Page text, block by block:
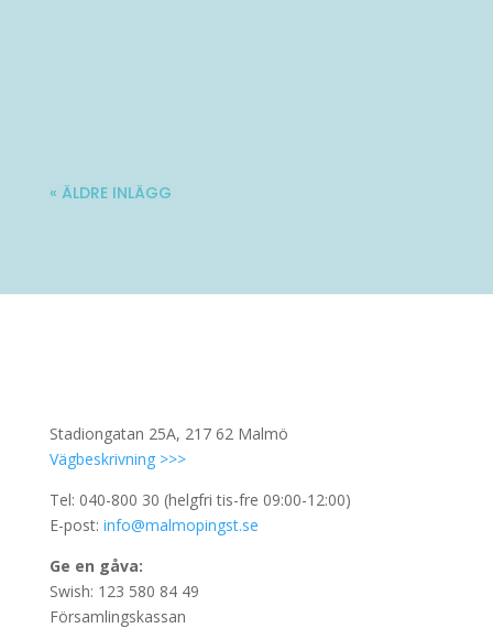
« ÄLDRE INLÄGG
Stadiongatan 25A, 217 62 Malmö
Vägbeskrivning >>>
Tel: 040-800 30 (helgfri tis-fre 09:00-12:00)
E-post: info@malmopingst.se
Ge en gåva:
Swish: 123 580 84 49
Församlingskassan